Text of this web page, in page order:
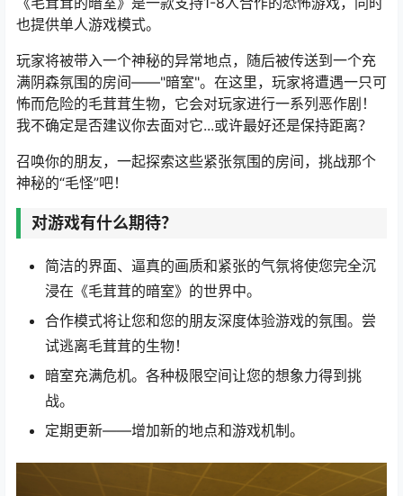
也提供单人游戏模式。
玩家将被带入一个神秘的异常地点，随后被传送到一个充
满阴森氛围的房间——"暗室"。在这里，玩家将遭遇一只可
怖而危险的毛茸茸生物，它会对玩家进行一系列恶作剧！
我不确定是否建议你去面对它...或许最好还是保持距离？
召唤你的朋友，一起探索这些紧张氛围的房间，挑战那个
神秘的“毛怪”吧！
对游戏有什么期待？
简洁的界面、逼真的画质和紧张的气氛将使您完全沉
浸在《毛茸茸的暗室》的世界中。
合作模式将让您和您的朋友深度体验游戏的氛围。尝
试逃离毛茸茸的生物！
暗室充满危机。各种极限空间让您的想象力得到挑
战。
定期更新——增加新的地点和游戏机制。